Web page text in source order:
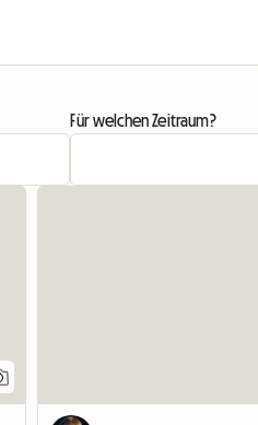
Für welchen Zeitraum?